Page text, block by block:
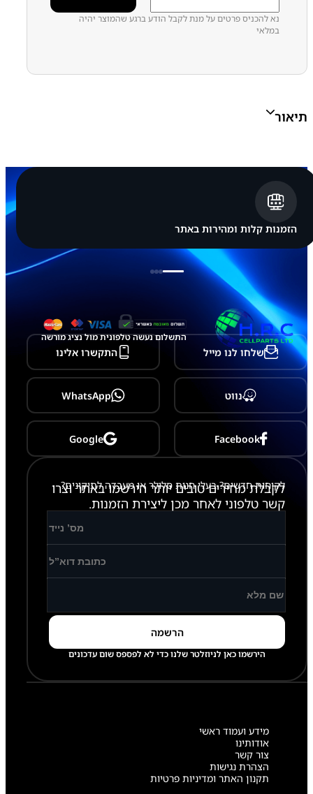
נא להכניס פרטים על מנת לקבל הודע ברגע שהמוצר יהיה
במלאי
תיאור
הזמנות קלות ומהירות באתר
התשלום נעשה טלפונית מול נציג מורשה
שלחו לנו מייל התקשרו אלינו
נווט WhatsApp
Facebook
Google
לקוחות חדשים? בעלי חנות סלולר או מעבדה לתיקונים?
לקבלת מחירים טובים יותר הירשמו באתר וצרו
קשר טלפוני לאחר מכן ליצירת הזמנות.
הירשמו כאן לניוזלטר שלנו כדי לא לפספס שום עדכונים
מידע ועמוד ראשי
אודותינו
צור קשר
הצהרת נגישות
תקנון האתר ומדיניות פרטיות